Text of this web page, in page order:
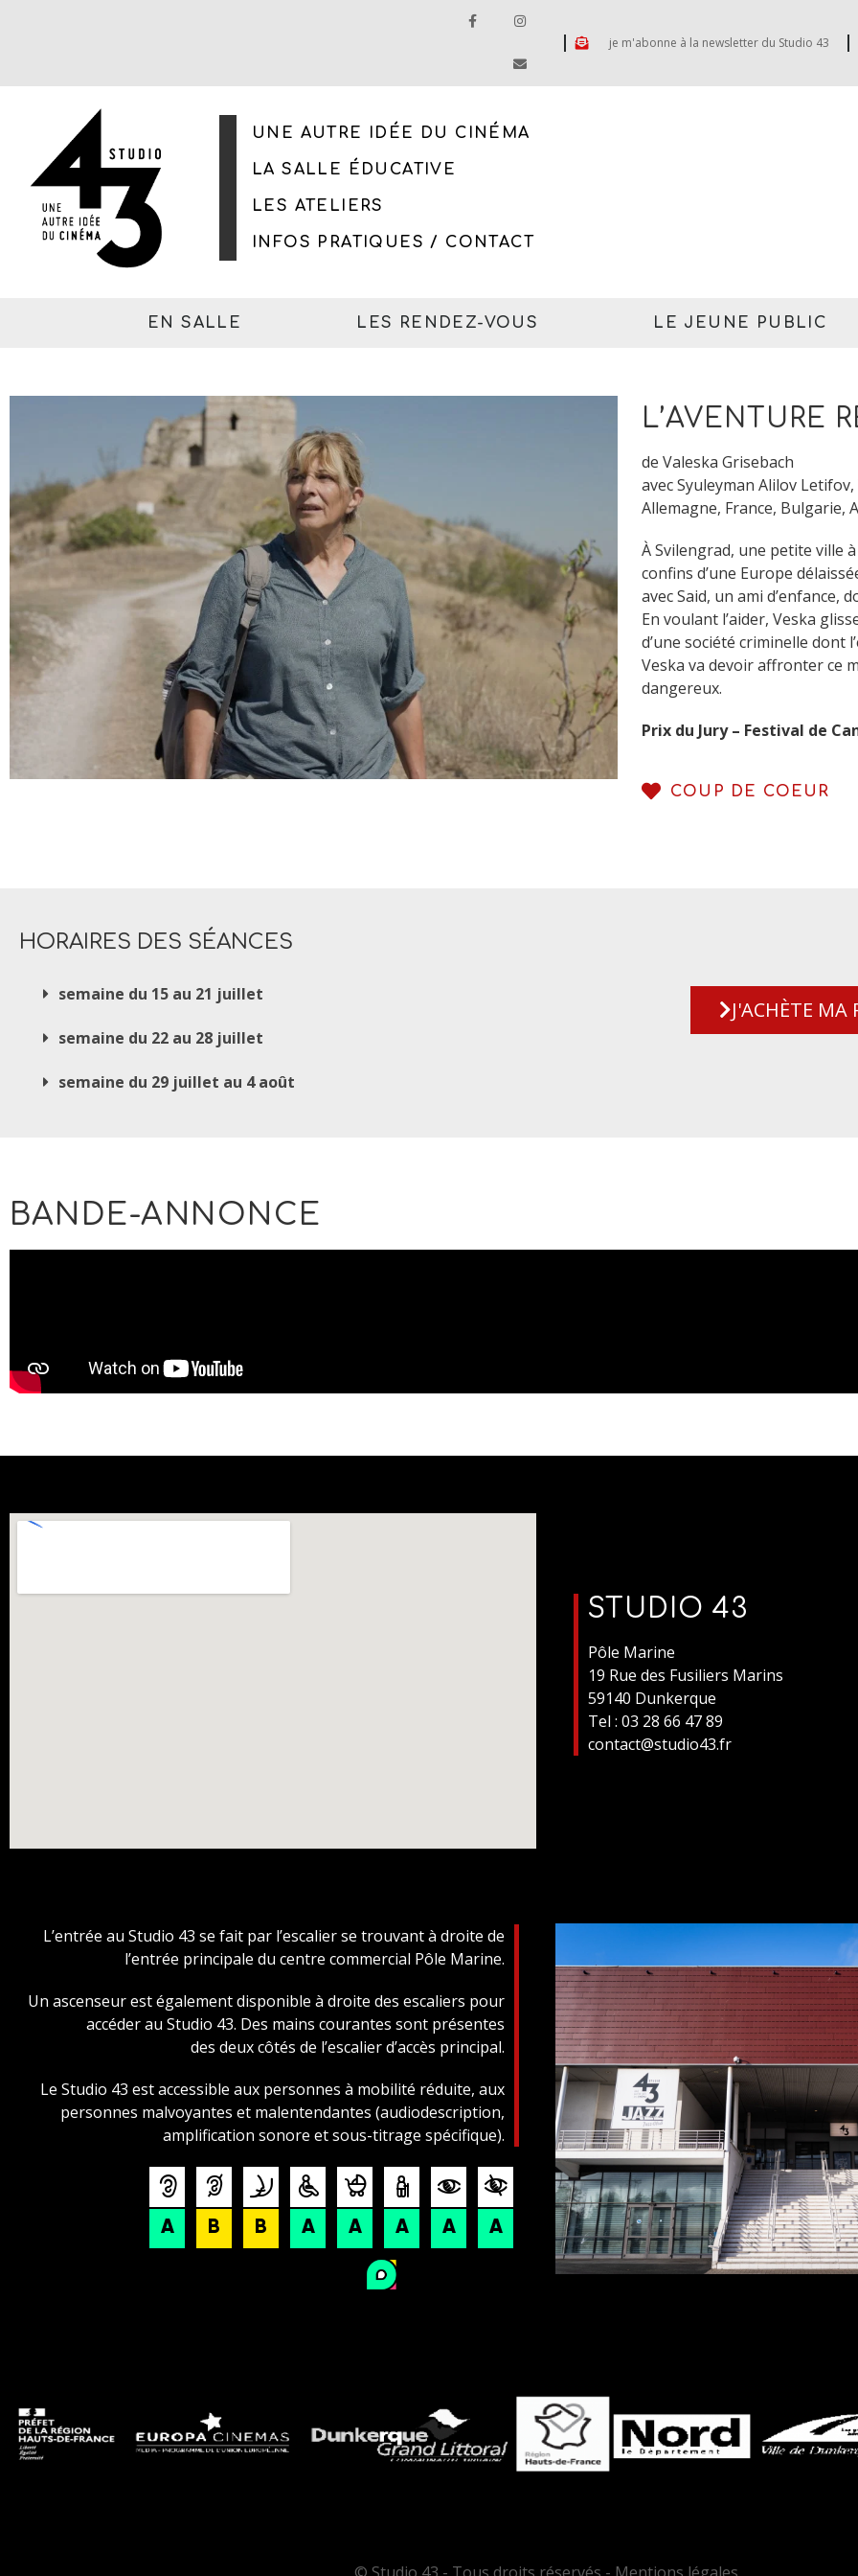
je m'abonne à la newsletter du Studio 43
UNE AUTRE IDÉE DU CINÉMA
LA SALLE ÉDUCATIVE
LES ATELIERS
INFOS PRATIQUES / CONTACT
EN SALLE LES RENDEZ-VOUS LE JEUNE PUBLIC
L’AVENTURE
de Valeska Grisebach
avec Syuleyman Alilov
Allemagne, France, Bulgarie,
À Svilengrad, une petite ville
confins d’une Europe
avec Said, un ami d’enfance,
En voulant l’aider, Veska
d’une société criminelle dont
Veska va devoir affronter ce
dangereux.
Prix du Jury – Festival de
COUP DE COEUR
HORAIRES DES SÉANCES
semaine du 15 au 21 juillet
semaine du 22 au 28 juillet
semaine du 29 juillet au 4 août
J'ACHÈTE MA
BANDE-ANNONCE
STUDIO 43
Pôle Marine
19 Rue des Fusiliers Marins
59140 Dunkerque
Tel : 03 28 66 47 89
contact@studio43.fr
L’entrée au Studio 43 se fait par l’escalier se trouvant à droite de
l’entrée principale du centre commercial Pôle Marine.
Un ascenseur est également disponible à droite des escaliers pour
accéder au Studio 43. Des mains courantes sont présentes
des deux côtés de l’escalier d’accès principal.
Le Studio 43 est accessible aux personnes à mobilité réduite, aux
personnes malvoyantes et malentendantes (audiodescription,
amplification sonore et sous-titrage spécifique).